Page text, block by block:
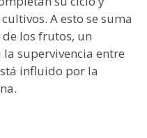
A esto se suma
los frutos, un
supervivencia entre
influido por la